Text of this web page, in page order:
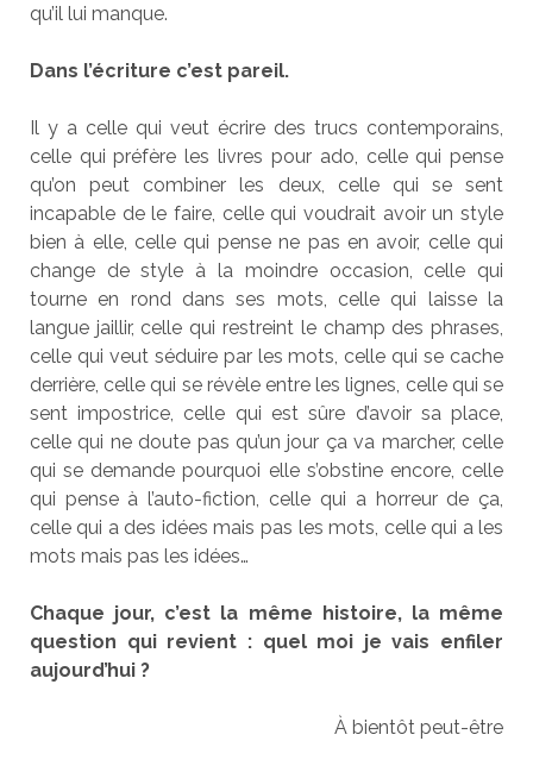
qu’il lui manque.
Dans l’écriture c’est pareil.
Il y a celle qui veut écrire des trucs contemporains,
celle qui préfère les livres pour ado, celle qui pense
qu’on peut combiner les deux, celle qui se sent
incapable de le faire, celle qui voudrait avoir un style
bien à elle, celle qui pense ne pas en avoir, celle qui
change de style à la moindre occasion, celle qui
tourne en rond dans ses mots, celle qui laisse la
langue jaillir, celle qui restreint le champ des phrases,
celle qui veut séduire par les mots, celle qui se cache
derrière, celle qui se révèle entre les lignes, celle qui se
sent impostrice, celle qui est sûre d’avoir sa place,
celle qui ne doute pas qu’un jour ça va marcher, celle
qui se demande pourquoi elle s’obstine encore, celle
qui pense à l’auto-fiction, celle qui a horreur de ça,
celle qui a des idées mais pas les mots, celle qui a les
mots mais pas les idées…
Chaque jour, c’est la même histoire, la même
question qui revient : quel moi je vais enfiler
aujourd’hui ?
À bientôt peut-être